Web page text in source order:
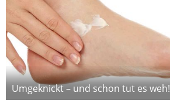
Umgeknickt – und schon tut es weh!